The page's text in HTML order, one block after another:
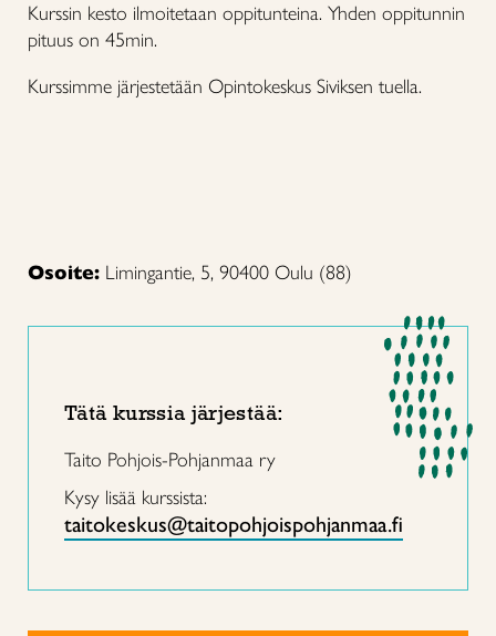
Kurssin kesto ilmoitetaan oppitunteina. Yhden oppitunnin
pituus on 45min.
Kurssimme järjestetään Opintokeskus Siviksen tuella.
Osoite: Limingantie, 5, 90400 Oulu (88)
Tätä kurssia järjestää:
Taito Pohjois-Pohjanmaa ry
Kysy lisää kurssista:
taitokeskus@taitopohjoispohjanmaa.fi